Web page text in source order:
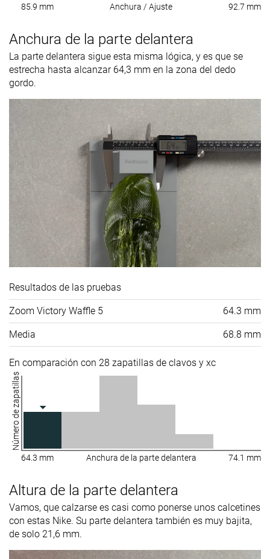
85.9 mm Anchura / Ajuste 92.7 mm
Anchura de la parte delantera
La parte delantera sigue esta misma lógica, y es que se
estrecha hasta alcanzar 64,3 mm en la zona del dedo
gordo.
Resultados de las pruebas
Zoom Victory Waffle 5 64.3 mm
Media 68.8 mm
En comparación con 28 zapatillas de clavos y xc
Número de zapatillas
64.3 mm Anchura de la parte delantera 74.1 mm
Altura de la parte delantera
Vamos, que calzarse es casi como ponerse unos calcetines
con estas Nike. Su parte delantera también es muy bajita,
de solo 21,6 mm.